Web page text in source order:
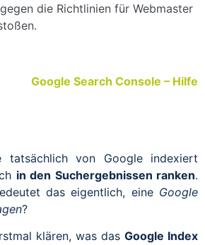
die Richtlinien für Webmaster
Google Search Console – Hilfe
tatsächlich von Google indexiert
in den Suchergebnissen ranken.
das eigentlich, eine Google
?
klären, was das Google Index